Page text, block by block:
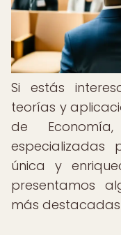
Si estás
teorías y
de
especializadas
única y
presentamos
más